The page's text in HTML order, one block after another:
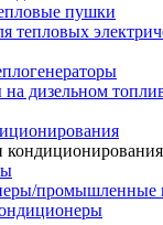
пушки
тепловых
на дизельном
промышленные